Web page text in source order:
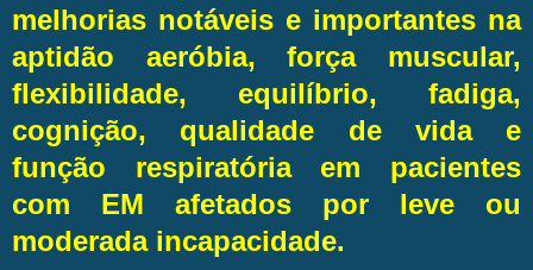
melhorias notáveis ​​e importantes na
aptidão aeróbia, força muscular,
flexibilidade, equilíbrio, fadiga,
cognição, qualidade de vida e
função respiratória em pacientes
com EM afetados por leve ou
moderada incapacidade.